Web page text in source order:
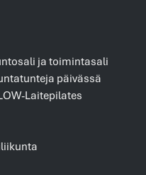
ja toimintasali
päivässä
Laitepilates